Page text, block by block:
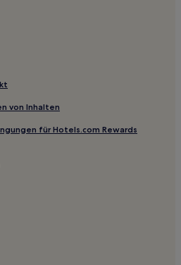
von Inhalten
für Hotels.com Rewards